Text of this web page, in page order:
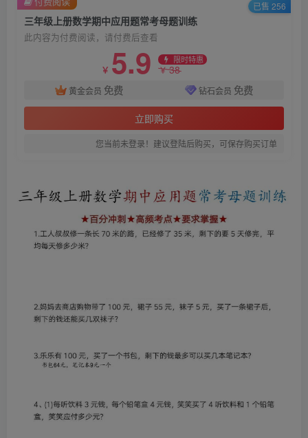
三年级上册数学期中应用题常考母题训练
此内容为付费阅读，请付费后查看
￥ 5.9 限时特惠
￥38
黄金会员 免费 钻石会员 免费
立即购买
您当前未登录！建议登陆后购买，可保存购买订单
已售 256